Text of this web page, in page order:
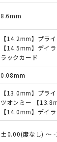
8.6mm
【14.2mm】プラ
【14.5mm】デイ
ラックカード
0.08mm
【13.0mm】プラ
ツオンミー 【
【14.0mm】デイ
±0.00(度なし) ～